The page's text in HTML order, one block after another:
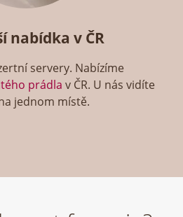
nabídka v ČR
servery. Nabízíme
prádla v ČR. U nás vidíte
jednom místě.